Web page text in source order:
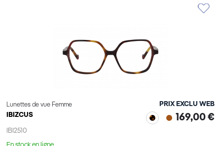
Lunettes de vue Femme
IBIZCUS
IBI2510
PRIX EXCLU WEB
169,00 €